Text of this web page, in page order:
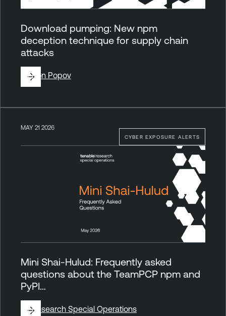
Download pumping: New npm
deception technique for supply chain
attacks
ByRon Popov
CYBER EXPOSURE ALERTS
MAY 21 2026
Mini Shai-Hulud: Frequently asked
questions about the TeamPCP npm and
PyPI…
ByResearch Special Operations